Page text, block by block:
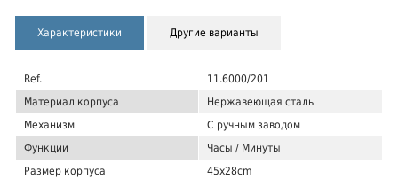
Характеристики Другие варианты
Ref.
11.6000/201
Материал корпуса
Нержавеющая сталь
Механизм
С ручным заводом
Функции
Часы / Минуты
Размер корпуса
45x28cm